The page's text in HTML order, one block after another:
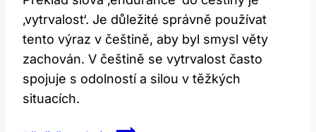
‚vytrvalost‘. Je důležité správně používat
tento výraz v češtině, aby byl smysl věty
zachován. V češtině se vytrvalost často
spojuje s odolností a silou v těžkých
situacích.